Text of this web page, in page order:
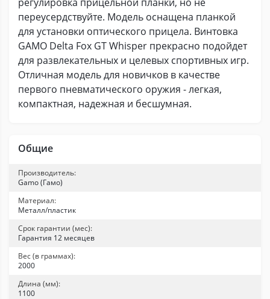
переусердствуйте. Модель оснащена планкой
для установки оптического прицела. Винтовка
GAMO Delta Fox GT Whisper прекрасно подойдет
для развлекательных и целевых спортивных игр.
Отличная модель для новичков в качестве
первого пневматического оружия - легкая,
компактная, надежная и бесшумная.
Общие
Производитель:
Gamo (Гамо)
Материал:
Металл/пластик
Срок гарантии (мес):
Гарантия 12 месяцев
Вес (в граммах):
2000
Длина (мм):
1100